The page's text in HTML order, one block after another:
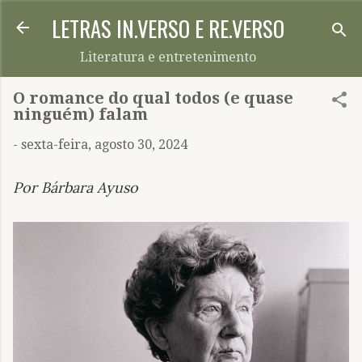
Pular para o conteúdo principal
LETRAS IN.VERSO E RE.VERSO
Literatura e entretenimento
O romance do qual todos (e quase
ninguém) falam
- sexta-feira, agosto 30, 2024
Por Bárbara Ayuso